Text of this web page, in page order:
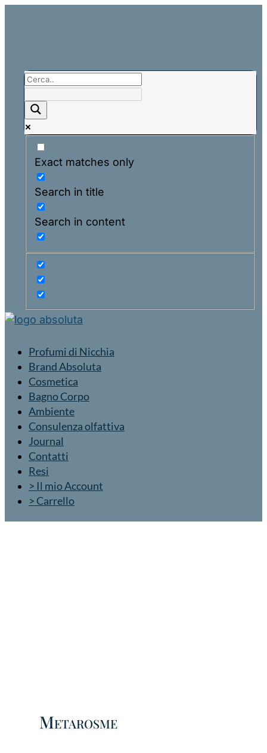
Exact matches only
Search in title
Search in content
Profumi di Nicchia
Brand Absoluta
Cosmetica
Bagno Corpo
Ambiente
Consulenza olfattiva
Journal
Contatti
Resi
> Il mio Account
> Carrello
Metarosme